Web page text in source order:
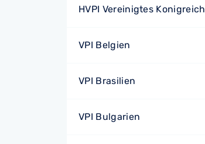
HVPI Vereinigtes Konigreich
VPI Belgien
VPI Brasilien
VPI Bulgarien